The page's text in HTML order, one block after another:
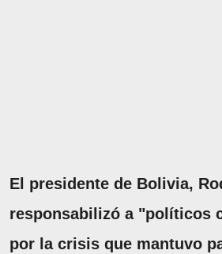
El presidente de Bolivia,
responsabilizó a "políticos
por la crisis que mantuvo